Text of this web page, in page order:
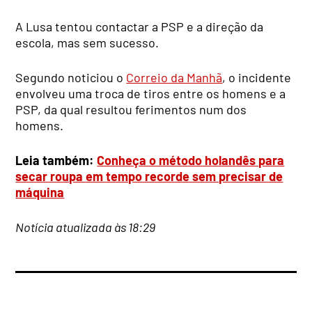
A Lusa tentou contactar a PSP e a direção da
escola, mas sem sucesso.
Segundo noticiou o Correio da Manhã, o incidente
envolveu uma troca de tiros entre os homens e a
PSP, da qual resultou ferimentos num dos
homens.
Leia também:Conheça o método holandês para
secar roupa em tempo recorde sem precisar de
máquina
Notícia atualizada às 18:29